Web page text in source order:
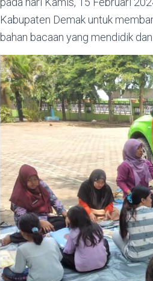
Kabupaten Demak untuk
bahan bacaan yang mendidik